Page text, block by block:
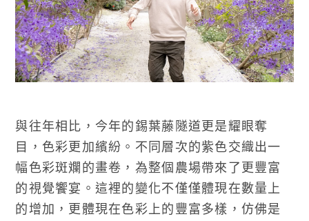
與往年相比，今年的錫葉藤隧道更是耀眼奪
目，色彩更加繽紛。不同層次的紫色交織出一
幅色彩斑斕的畫卷，為整個農場帶來了更豐富
的視覺饗宴。這裡的變化不僅僅體現在數量上
的增加，更體現在色彩上的豐富多樣，仿佛是